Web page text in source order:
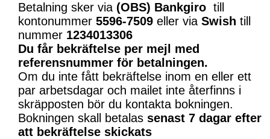
Betalning sker via (OBS) Bankgiro till
kontonummer 5596-7509 eller via Swish till
nummer 1234013306
Du får bekräftelse per mejl med
referensnummer för betalningen.
Om du inte fått bekräftelse inom en eller ett
par arbetsdagar och mailet inte återfinns i
skräpposten bör du kontakta bokningen.
Bokningen skall betalas senast 7 dagar efter
att bekräftelse skickats